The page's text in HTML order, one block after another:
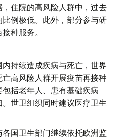
住院的高风险人群中，过去
例极低。此外，部分参与研
种服务。
持续造成疾病与死亡，世界
高风险人群开展疫苗再接种
括老年人、患有基础疾病
世卫组织同时建议医疗卫生
国卫生部门继续依托欧洲监